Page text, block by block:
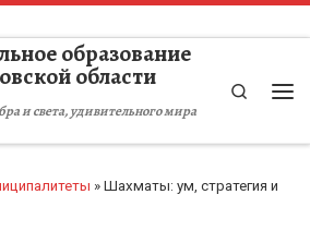
образование
области
и света, удивительного мира
Search
» Шахматы: ум, стратегия и